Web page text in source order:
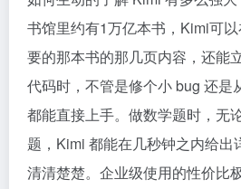
书馆里约有1万亿本书，Kimi可
要的那本书的那几页内容，还能
代码时，不管是修个小 bug 还是
都能直接上手。做数学题时，无
题，Kimi 都能在几秒钟之内给出
清清楚楚。企业级使用的性价比